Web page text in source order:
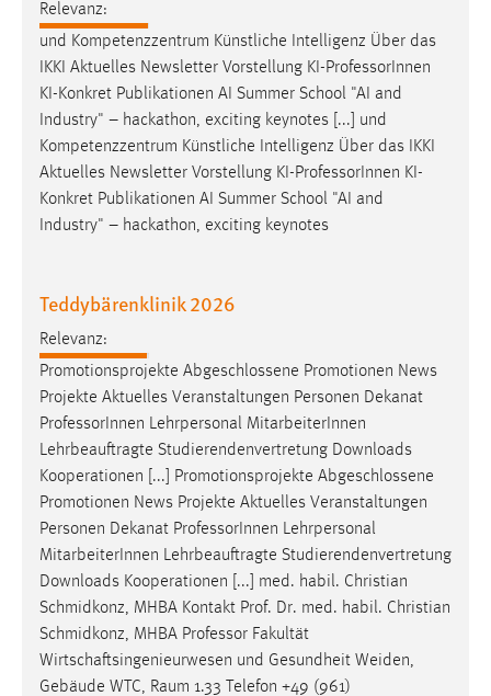
Relevanz:
und Kompetenzzentrum Künstliche Intelligenz Über das
IKKI Aktuelles Newsletter Vorstellung KI-Professor Innen
KI-Konkret Publikationen AI Summer School "AI and
Industry" – hackathon, exciting keynotes [...] und
Kompetenzzentrum Künstliche Intelligenz Über das IKKI
Aktuelles Newsletter Vorstellung KI-Professor Innen KI-
Konkret Publikationen AI Summer School "AI and
Industry" – hackathon, exciting keynotes
Teddybärenklinik 2026
Relevanz:
Promotionsprojekte Abgeschlossene Promotionen News
Projekte Aktuelles Veranstaltungen Personen Dekanat
Professor Innen Lehrpersonal MitarbeiterInnen
Lehrbeauftragte Studierendenvertretung Downloads
Kooperationen [...] Promotionsprojekte Abgeschlossene
Promotionen News Projekte Aktuelles Veranstaltungen
Personen Dekanat Professor Innen Lehrpersonal
MitarbeiterInnen Lehrbeauftragte Studierendenvertretung
Downloads Kooperationen [...] med. habil. Christian
Schmidkonz, MHBA Kontakt Prof. Dr. med. habil. Christian
Schmidkonz, MHBA Professor Fakultät
Wirtschaftsingenieurwesen und Gesundheit Weiden,
Gebäude WTC, Raum 1.33 Telefon +49 (961)